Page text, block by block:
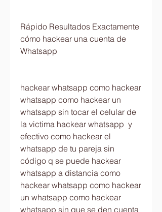
Rápido Resultados Exactamente
cómo hackear una cuenta de
Whatsapp
hackear whatsapp como hackear
whatsapp como hackear un
whatsapp sin tocar el celular de
la victima hackear whatsapp  y
efectivo como hackear el
whatsapp de tu pareja sin
código q se puede hackear
whatsapp a distancia como
hackear whatsapp como hackear
un whatsapp como hackear
whatsapp sin que se den cuenta